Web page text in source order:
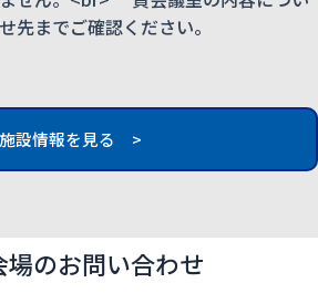
先までご確認ください。
施設情報を見る >
場のお問い合わせ